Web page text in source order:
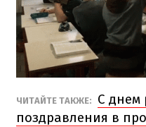
ЧИТАЙТЕ ТАКЖЕ:
С днем
поздравления в